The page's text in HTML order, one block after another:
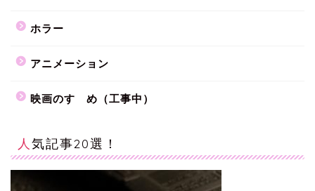
ホラー
アニメーション
映画のすゝめ（工事中）
人気記事20選！